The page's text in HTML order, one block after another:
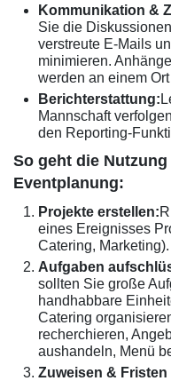
Kommunikation &
Sie die
verstreute E-Mails
minimieren.
werden an einem
Berichterstattung:
Mannschaft
den Reporting-
So geht die
Eventplanung:
Projekte erstellen:
eines Ereignisses
Catering, Marketing).
Aufgaben
sollten Sie große
handhabbare
Catering
recherchieren,
aushandeln, Menü
Zuweisen & Fristen